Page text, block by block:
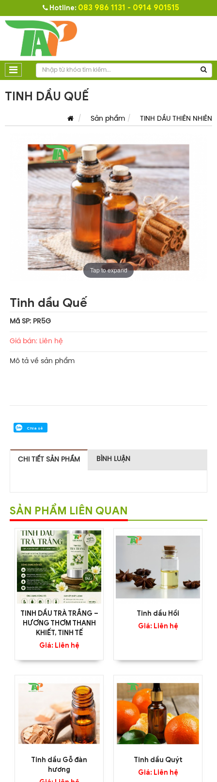
Hotline: 083 986 1131 - 0914 901515
TINH DẦU QUẾ
Sản phẩm TINH DẦU THIÊN NHIÊN
Tap to expand
Tinh dầu Quế
Mã SP: PR5G
Giá bán: Liên hệ
Mô tả về sản phẩm
Chia sẻ
CHI TIẾT SẢN PHẨM BÌNH LUẬN
SẢN PHẨM LIÊN QUAN
TINH DẦU TRÀ TRẮNG –
HƯƠNG THƠM THANH
KHIẾT, TINH TẾ
Giá: Liên hệ
Tinh dầu Hồi
Giá: Liên hệ
Tinh dầu Gỗ đàn
hương
Tinh dầu Quýt
Giá: Liên hệ